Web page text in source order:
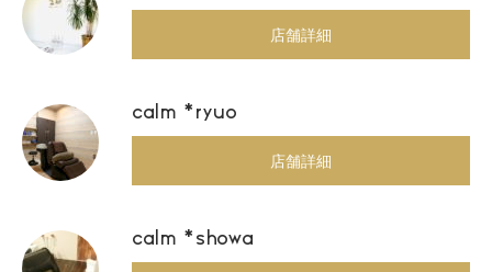
店舗詳細
calm *ryuo
店舗詳細
calm *showa